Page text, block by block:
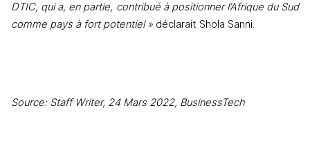
DTIC, qui a, en partie, contribué à positionner l’Afrique du Sud
comme pays à fort potentiel » déclarait Shola Sanni.
Source: Staff Writer, 24 Mars 2022, BusinessTech